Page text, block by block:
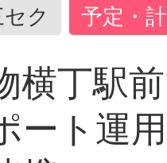
ク 予定・
丁駅
ート運